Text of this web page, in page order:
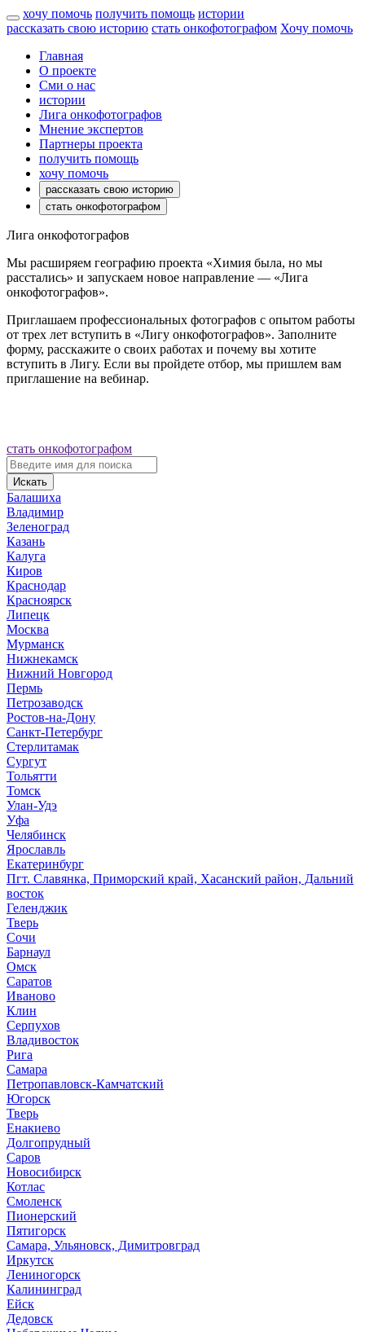
хочу помочь получить помощь истории
рассказать свою историю стать онкофотографом Хочу помочь
Главная
О проекте
Сми о нас
истории
Лига онкофотографов
Мнение экспертов
Партнеры проекта
получить помощь
хочу помочь
рассказать свою историю
стать онкофотографом
Лига онкофотографов
Мы расширяем географию проекта «Химия была, но мы
расстались» и запускаем новое направление — «Лига
онкофотографов».
Приглашаем профессиональных фотографов с опытом работы
от трех лет вступить в «Лигу онкофотографов». Заполните
форму, расскажите о своих работах и почему вы хотите
вступить в Лигу. Если вы пройдете отбор, мы пришлем вам
приглашение на вебинар.
стать онкофотографом
Искать
Балашиха
Владимир
Зеленоград
Казань
Калуга
Киров
Краснодар
Красноярск
Липецк
Москва
Мурманск
Нижнекамск
Нижний Новгород
Пермь
Петрозаводск
Ростов-на-Дону
Санкт-Петербург
Стерлитамак
Сургут
Тольятти
Томск
Улан-Удэ
Уфа
Челябинск
Ярославль
Екатеринбург
Пгт. Славянка, Приморский край, Хасанский район, Дальний
восток
Геленджик
Тверь
Сочи
Барнаул
Омск
Саратов
Иваново
Клин
Серпухов
Владивосток
Рига
Самара
Петропавловск-Камчатский
Югорск
Тверь
Енакиево
Долгопрудный
Саров
Новосибирск
Котлас
Смоленск
Пионерский
Пятигорск
Самара, Ульяновск, Димитровград
Иркутск
Лениногорск
Калининград
Ейск
Дедовск